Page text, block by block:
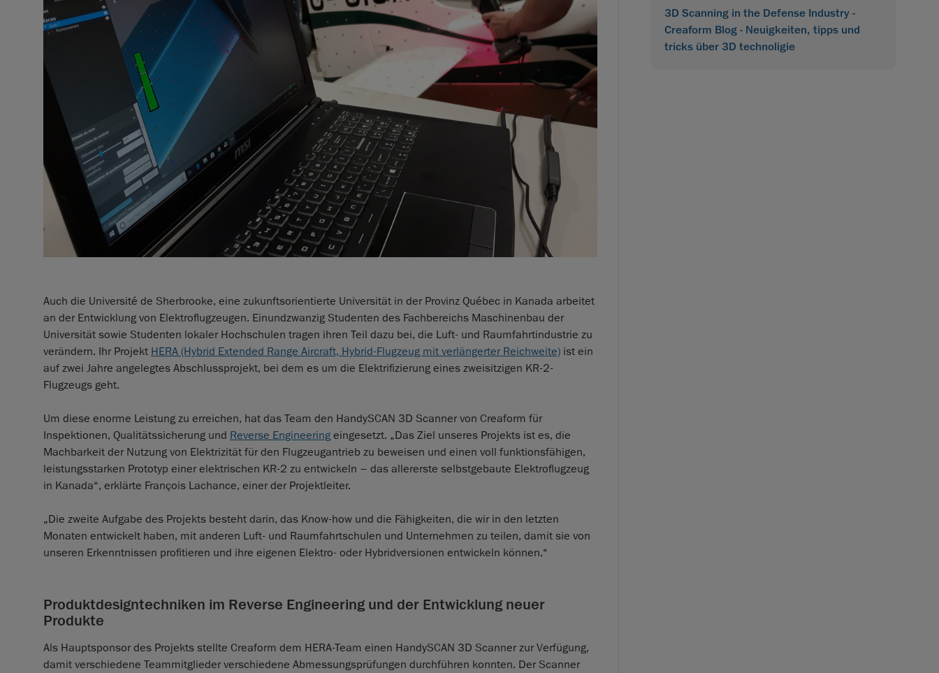
Auch die Université de Sherbrooke, eine zukunftsorientierte Universität in der Provinz Québec in Kanada arbeitet
an der Entwicklung von Elektroflugzeugen. Einundzwanzig Studenten des Fachbereichs Maschinenbau der
Universität sowie Studenten lokaler Hochschulen tragen ihren Teil dazu bei, die Luft- und Raumfahrtindustrie zu
verändern. Ihr Projekt HERA (Hybrid Extended Range Aircraft, Hybrid-Flugzeug mit verlängerter Reichweite) ist ein
auf zwei Jahre angelegtes Abschlussprojekt, bei dem es um die Elektrifizierung eines zweisitzigen KR-2-
Flugzeugs geht.
Um diese enorme Leistung zu erreichen, hat das Team den HandySCAN 3D Scanner von Creaform für
Inspektionen, Qualitätssicherung und Reverse Engineering eingesetzt. „Das Ziel unseres Projekts ist es, die
Machbarkeit der Nutzung von Elektrizität für den Flugzeugantrieb zu beweisen und einen voll funktionsfähigen,
leistungsstarken Prototyp einer elektrischen KR-2 zu entwickeln – das allererste selbstgebaute Elektroflugzeug
in Kanada“, erklärte François Lachance, einer der Projektleiter.
„Die zweite Aufgabe des Projekts besteht darin, das Know-how und die Fähigkeiten, die wir in den letzten
Monaten entwickelt haben, mit anderen Luft- und Raumfahrtschulen und Unternehmen zu teilen, damit sie von
unseren Erkenntnissen profitieren und ihre eigenen Elektro- oder Hybridversionen entwickeln können.“
Produktdesigntechniken im Reverse Engineering und der Entwicklung neuer
Produkte
Als Hauptsponsor des Projekts stellte Creaform dem HERA-Team einen HandySCAN 3D Scanner zur Verfügung,
damit verschiedene Teammitglieder verschiedene Abmessungsprüfungen durchführen konnten. Der Scanner
3D Scanning in the Defense Industry -
Creaform Blog - Neuigkeiten, tipps und
tricks über 3D technoligie